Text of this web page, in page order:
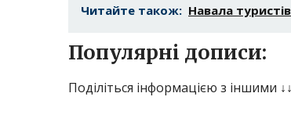
Читайте також: Навала
Популярні дописи:
Поділіться інформацією з іншими